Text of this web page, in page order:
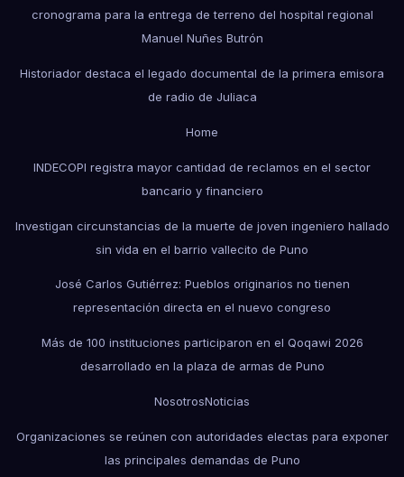
cronograma para la entrega de terreno del hospital regional
Manuel Nuñes Butrón
Historiador destaca el legado documental de la primera emisora
de radio de Juliaca
Home
INDECOPI registra mayor cantidad de reclamos en el sector
bancario y financiero
Investigan circunstancias de la muerte de joven ingeniero hallado
sin vida en el barrio vallecito de Puno
José Carlos Gutiérrez: Pueblos originarios no tienen
representación directa en el nuevo congreso
Más de 100 instituciones participaron en el Qoqawi 2026
desarrollado en la plaza de armas de Puno
NosotrosNoticias
Organizaciones se reúnen con autoridades electas para exponer
las principales demandas de Puno